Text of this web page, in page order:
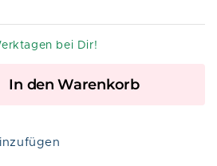
bei Dir!
In den Warenkorb